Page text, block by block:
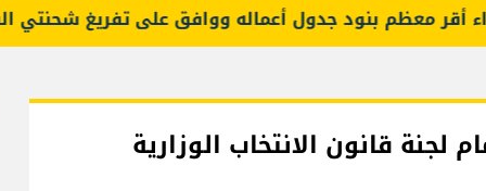
بنود جدول أعماله ووافق على تفريغ شحنتي البنزين
قانون الانتخاب الوزارية